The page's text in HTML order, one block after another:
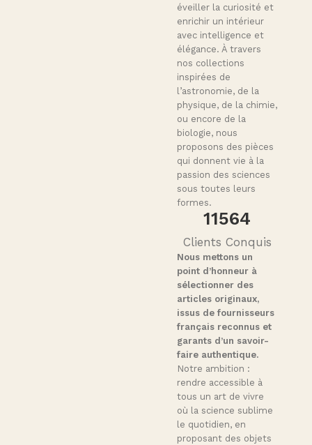
éveiller la curiosité et
enrichir un intérieur
avec intelligence et
élégance. À travers
nos collections
inspirées de
l’astronomie, de la
physique, de la chimie,
ou encore de la
biologie, nous
proposons des pièces
qui donnent vie à la
passion des sciences
sous toutes leurs
formes.
11564
Clients Conquis
Nous mettons un
point d’honneur à
sélectionner des
articles originaux,
issus de fournisseurs
français reconnus et
garants d’un savoir-
faire authentique.
Notre ambition :
rendre accessible à
tous un art de vivre
où la science sublime
le quotidien, en
proposant des objets